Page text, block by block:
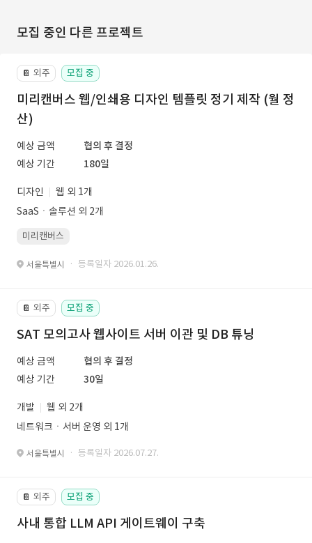
모집 중인 다른 프로젝트
📔 외주 모집 중
미리캔버스 웹/인쇄용 디자인 템플릿 정기 제작 (월 정
산)
예상 금액
협의 후 결정
예상 기간
180일
디자인
웹 외 1개
SaaSㆍ솔루션 외 2개
미리캔버스
서울특별시 · 등록일자 2026.01.26.
📔 외주 모집 중
SAT 모의고사 웹사이트 서버 이관 및 DB 튜닝
예상 금액
협의 후 결정
예상 기간
30일
개발
웹 외 2개
네트워크ㆍ서버 운영 외 1개
서울특별시 · 등록일자 2026.07.27.
📔 외주 모집 중
사내 통합 LLM API 게이트웨이 구축